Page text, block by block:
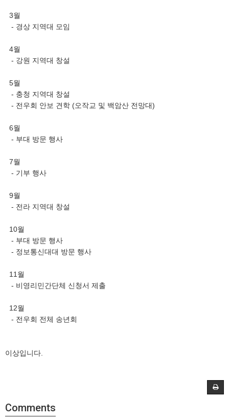
3월
- 경상 지역대 모임
4월
- 강원 지역대 창설
5월
- 충청 지역대 창설
- 전우회 안보 견학 (오작교 및 백암산 전망대)
6월
- 부대 방문 행사
7월
- 기부 행사
9월
- 전라 지역대 창설
10월
- 부대 방문 행사
- 정보통신대대 방문 행사
11월
- 비영리민간단체 신청서 제출
12월
- 전우회 전체 송년회
이상입니다.
Comments